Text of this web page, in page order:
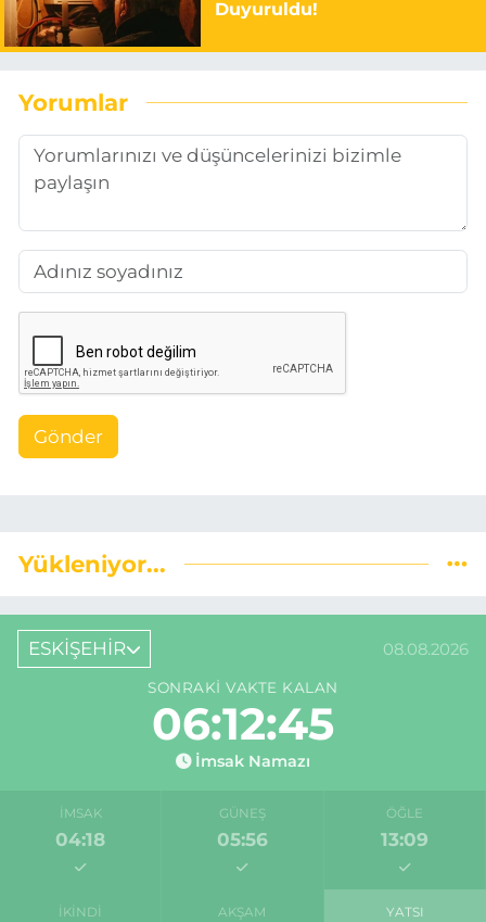
Duyuruldu!
Yorumlar
Gönder
Yükleniyor...
ESKİŞEHİR 08.08.2026
SONRAKI VAKTE KALAN
06:12:44
İmsak Namazı
İMSAK
04:18
GÜNEŞ
05:56
ÖĞLE
13:09
İKINDI AKŞAM YATSI